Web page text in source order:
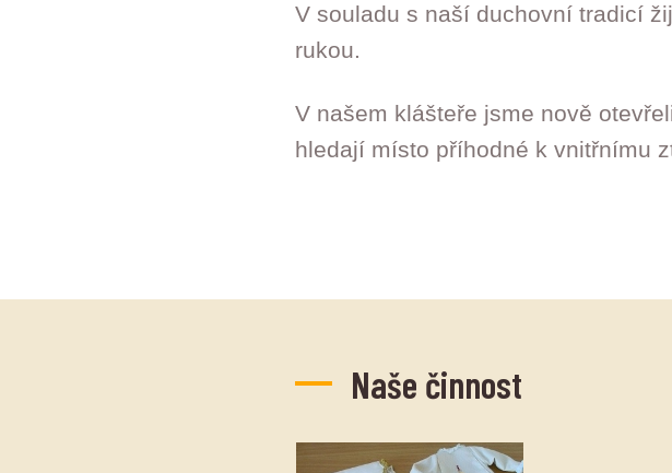
V souladu s naší duchovní tradicí
rukou.
V našem klášteře jsme nově
hledají místo příhodné k vnitřnímu
Naše činnost